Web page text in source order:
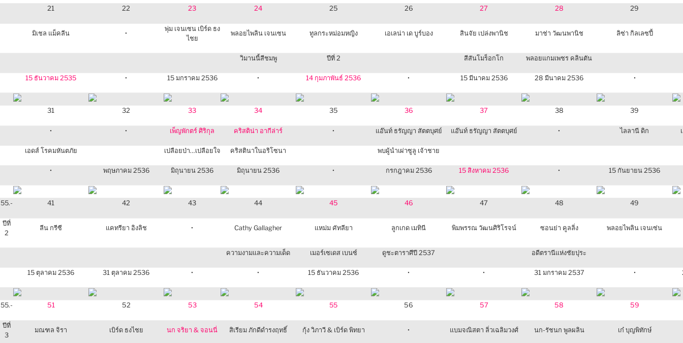
21 22 23 24 25 26 27 28 29
มิเชล แม็คลีน •
พุ่ม เจนเซน เบิร์ด ธง
ไชย
พลอยไพลิน เจนเซน ทูลกระหม่อมหญิง เอเลน่า เด บูร์บอง สินจัย เปล่งพานิช มาช่า วัฒนพานิช ลิซ่า กิลเลซปี้
วิมานนี้สีชมพู ปีที่ 2 สีสันโมร็อกโก พลอยแกมเพชร คลินตัน
15 ธันวาคม 2535 • 15 มกราคม 2536 • 14 กุมภาพันธ์ 2536 • 15 มีนาคม 2536 28 มีนาคม 2536 •
31 32 33 34 35 36 37 38 39
• • เพ็ญพักตร์ ศิริกุล คริสติน่า อากีล่าร์ • แอ๊นท์ ธรัญญา สัตตบุศย์ แอ๊นท์ ธรัญญา สัตตบุศย์ • ไลลานี ดิก
เอดส์ โรคมหันตภัย เปลือยป่า…เปลือยใจ คริสตินาในอริโซนา พบผู้นำเผ่าซูลู เจ้าชาย
• พฤษภาคม 2536 มิถุนายน 2536 มิถุนายน 2536 • กรกฎาคม 2536 15 สิงหาคม 2536 • 15 กันยายน 2536
55.- 41 42 43 44 45 46 47 48 49
ปีที่
2
ลีน กรีซี แคทรียา อิงลิช • Cathy Gallagher แหม่ม คัทลียา ลูกเกด เมทินี พิมพรรณ วัฒนศิริโรจน์ ซอนย่า คูลลิ่ง พลอยไพลิน เจนเซ่น
ความงามและความเด็ด เมอร์เซเดส เบนซ์ ดูชะตาราศีปี 2537 อดีตรานีแห่งชัยปุระ
15 ตุลาคม 2536 31 ตุลาคม 2536 • • 15 ธันวาคม 2536 • • 31 มกราคม 2537 •
55.- 51 52 53 54 55 56 57 58 59
ปีที่
3
มณฑล จิรา เบิร์ด ธงไชย นก จริยา & จอนนี่ สิเรียม ภักดีดํารงฤทธิ์ กุ้ง วิภาวี & เบิร์ด พิทยา • แบมจณิสตา ลิ่วเฉลิมวงศ์ นก-รัชนก พูลผลิน เก๋ บุญพิทักษ์